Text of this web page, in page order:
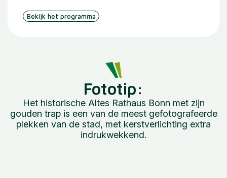
Bekijk het programma
Fototip:
Het historische Altes Rathaus Bonn met zijn
gouden trap is een van de meest gefotografeerde
plekken van de stad, met kerstverlichting extra
indrukwekkend.